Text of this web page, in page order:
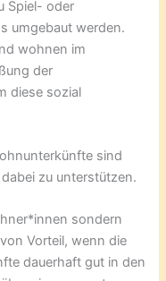
Spiel- oder
umgebaut werden.
wohnen im
der
diese sozial
sind
zu unterstützen.
sondern
Vorteil, wenn die
dauerhaft gut in den